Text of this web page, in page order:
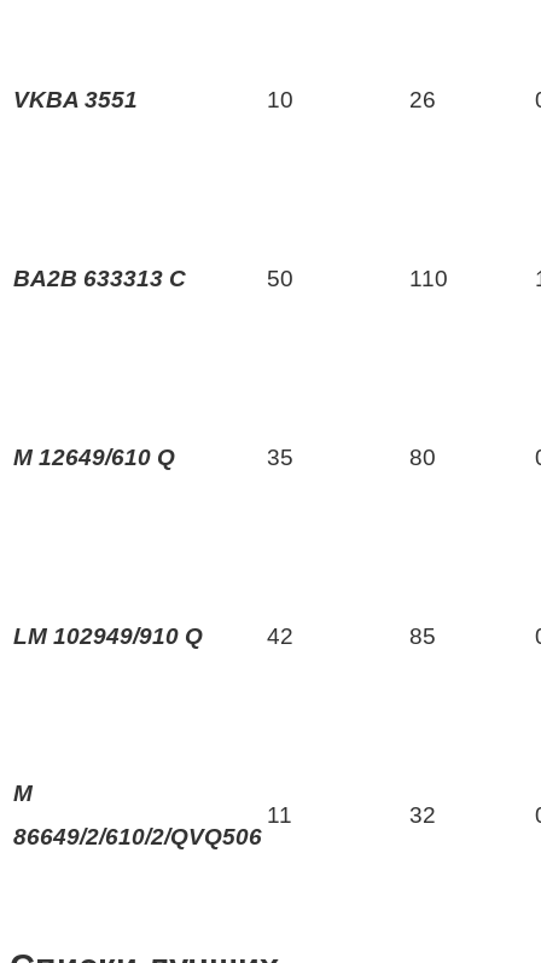
VKBA 3551 10 26
BA2B 633313 C 50 110
M 12649/610 Q 35 80
LM 102949/910 Q 42 85
M
86649/2/610/2/QVQ506
11 32